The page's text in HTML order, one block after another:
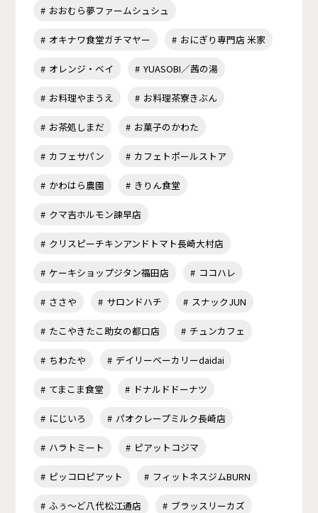
おおむら夢ファームシュシュ
オキナワ食堂ガチマヤー おにぎり専門店 米家
オレンジ・ベイ YUASOBI／茜の湯
お料理やまうえ お料理茶寮きぶん
お茶処しまだ お菓子のかわた
カフェサパン カフェトポールストア
かわはら農園 きりん食堂
クマ吉ホルモン諫早店
クリスピーチキンアンドトマト長崎大村店
ケーキショップジタン福田店 ココハレ
ささや サロンドハチ スナックJUN
たこやきたこ助女の都口店 チュンカフェ
ちわたや デイリーベーカリーdaidai
てまこま食堂 ドナルドドーナツ
にじいろ パオクレープミルク長崎店
ハラトミート ピアットコジマ
ピッコロピアット フィットネスジムBURN
ふぅ～ど八代松江通店 ブラッスリーカズ